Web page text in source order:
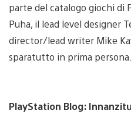
parte del catalogo giochi di
Puha, il lead level designer
director/lead writer Mike
sparatutto in prima persona.
PlayStation Blog: